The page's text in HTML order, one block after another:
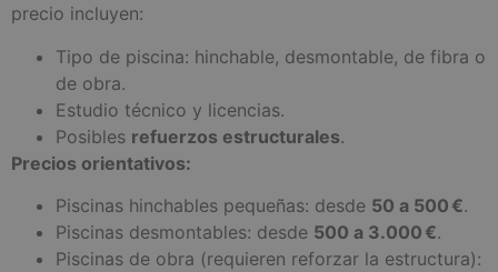
precio incluyen:
Tipo de piscina: hinchable, desmontable, de fibra o
de obra.
Estudio técnico y licencias.
Posibles refuerzos estructurales.
Precios orientativos:
Piscinas hinchables pequeñas: desde 50 a 500 €.
Piscinas desmontables: desde 500 a 3.000 €.
Piscinas de obra (requieren reforzar la estructura):